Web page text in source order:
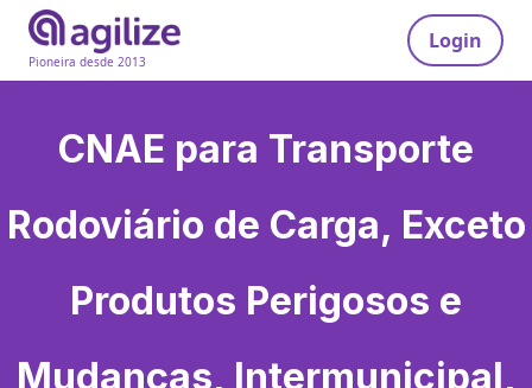
Pioneira desde 2013
Login
CNAE para Transporte
Rodoviário de Carga, Exceto
Produtos Perigosos e
Mudanças, Intermunicipal,